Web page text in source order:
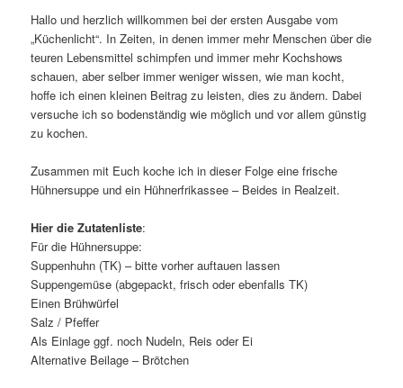
Hallo und herzlich willkommen bei der ersten Ausgabe vom
„Küchenlicht“. In Zeiten, in denen immer mehr Menschen über die
teuren Lebensmittel schimpfen und immer mehr Kochshows
schauen, aber selber immer weniger wissen, wie man kocht,
hoffe ich einen kleinen Beitrag zu leisten, dies zu ändern. Dabei
versuche ich so bodenständig wie möglich und vor allem günstig
zu kochen.
Zusammen mit Euch koche ich in dieser Folge eine frische
Hühnersuppe und ein Hühnerfrikassee – Beides in Realzeit.
Hier die Zutatenliste:
Für die Hühnersuppe:
Suppenhuhn (TK) – bitte vorher auftauen lassen
Suppengemüse (abgepackt, frisch oder ebenfalls TK)
Einen Brühwürfel
Salz / Pfeffer
Als Einlage ggf. noch Nudeln, Reis oder Ei
Alternative Beilage – Brötchen